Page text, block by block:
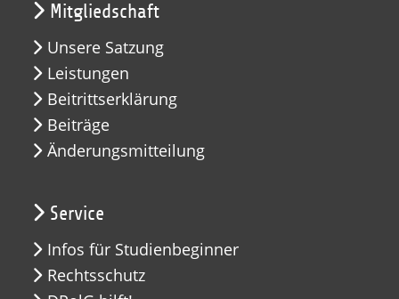
Mitgliedschaft
Unsere Satzung
Leistungen
Beitrittserklärung
Beiträge
Änderungsmitteilung
Service
Infos für Studienbeginner
Rechtsschutz